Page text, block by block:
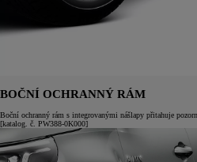
BOČNÍ OCHRANNÝ RÁM
Boční ochranný rám s integrovanými nášlapy přitahuje
[katalog. č. PW388-0K000]